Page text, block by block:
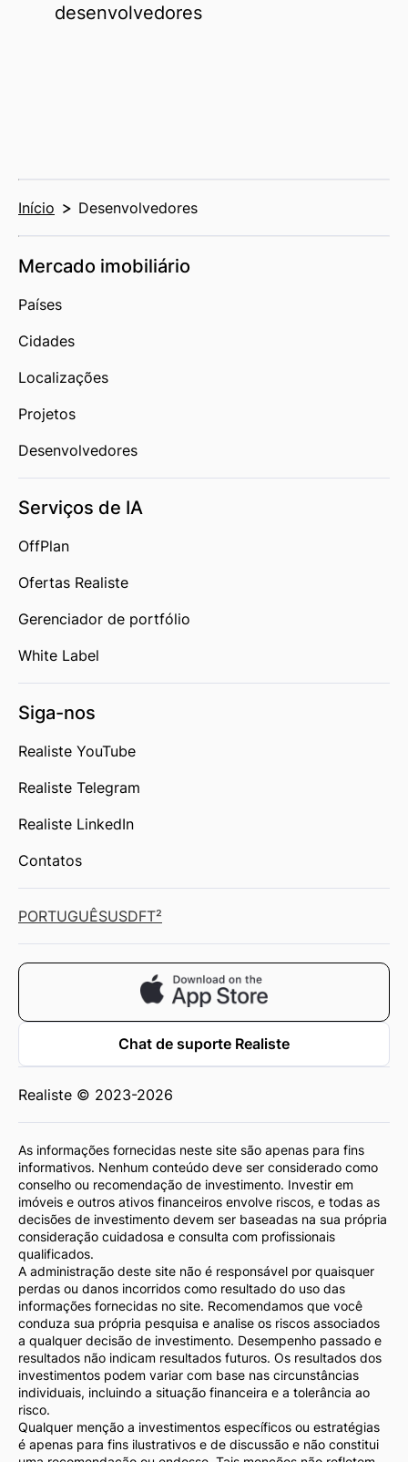
desenvolvedores
Início Desenvolvedores
Mercado imobiliário
Países
Cidades
Localizações
Projetos
Desenvolvedores
Serviços de IA
OffPlan
Ofertas Realiste
Gerenciador de portfólio
White Label
Siga-nos
Realiste YouTube
Realiste Telegram
Realiste LinkedIn
Contatos
PORTUGUÊSUSDFT²
Chat de suporte Realiste
Realiste © 2023-2026
As informações fornecidas neste site são apenas para fins
informativos. Nenhum conteúdo deve ser considerado como
conselho ou recomendação de investimento. Investir em
imóveis e outros ativos financeiros envolve riscos, e todas as
decisões de investimento devem ser baseadas na sua própria
consideração cuidadosa e consulta com profissionais
qualificados.
A administração deste site não é responsável por quaisquer
perdas ou danos incorridos como resultado do uso das
informações fornecidas no site. Recomendamos que você
conduza sua própria pesquisa e analise os riscos associados
a qualquer decisão de investimento. Desempenho passado e
resultados não indicam resultados futuros. Os resultados dos
investimentos podem variar com base nas circunstâncias
individuais, incluindo a situação financeira e a tolerância ao
risco.
Qualquer menção a investimentos específicos ou estratégias
é apenas para fins ilustrativos e de discussão e não constitui